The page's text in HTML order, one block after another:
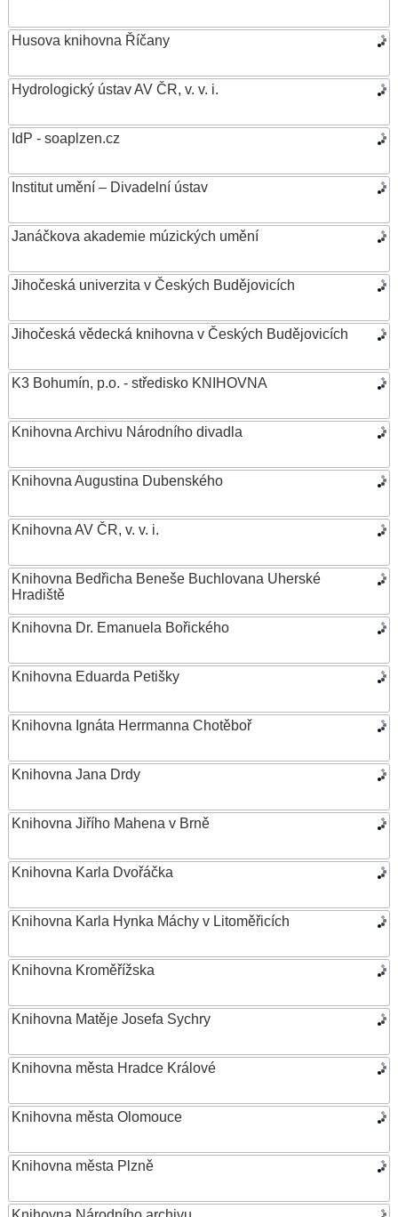
Husova knihovna Říčany
Hydrologický ústav AV ČR, v. v. i.
IdP - soaplzen.cz
Institut umění – Divadelní ústav
Janáčkova akademie múzických umění
Jihočeská univerzita v Českých Budějovicích
Jihočeská vědecká knihovna v Českých Budějovicích
K3 Bohumín, p.o. - středisko KNIHOVNA
Knihovna Archivu Národního divadla
Knihovna Augustina Dubenského
Knihovna AV ČR, v. v. i.
Knihovna Bedřicha Beneše Buchlovana Uherské
Hradiště
Knihovna Dr. Emanuela Bořického
Knihovna Eduarda Petišky
Knihovna Ignáta Herrmanna Chotěboř
Knihovna Jana Drdy
Knihovna Jiřího Mahena v Brně
Knihovna Karla Dvořáčka
Knihovna Karla Hynka Máchy v Litoměřicích
Knihovna Kroměřížska
Knihovna Matěje Josefa Sychry
Knihovna města Hradce Králové
Knihovna města Olomouce
Knihovna města Plzně